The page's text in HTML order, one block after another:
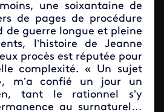
une soixantaine de
de pages de procédure
de guerre longue et pleine
l’histoire de Jeanne
procès est réputée pour
complexité. « Un sujet
m’a confié un jour un
tant le rationnel s’y
au surnaturel…